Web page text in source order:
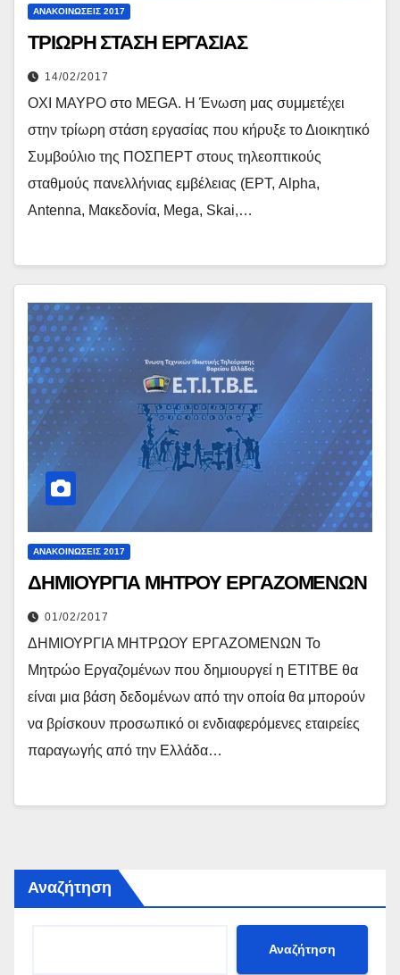
ΑΝΑΚΟΙΝΏΣΕΙΣ 2017
ΤΡΙΩΡΗ ΣΤΑΣΗ ΕΡΓΑΣΙΑΣ
14/02/2017
ΟΧΙ ΜΑΥΡΟ στο MEGA. Η Ένωση μας συμμετέχει
στην τρίωρη στάση εργασίας που κήρυξε το Διοικητικό
Συμβούλιο της ΠΟΣΠΕΡΤ στους τηλεοπτικούς
σταθμούς πανελλήνιας εμβέλειας (ΕΡΤ, Alpha,
Antenna, Μακεδονία, Mega, Skai,…
ΑΝΑΚΟΙΝΏΣΕΙΣ 2017
ΔΗΜΙΟΥΡΓΙΑ ΜΗΤΡΟΥ ΕΡΓΑΖΟΜΕΝΩΝ
01/02/2017
ΔΗΜΙΟΥΡΓΙΑ ΜΗΤΡΩΟΥ ΕΡΓΑΖΟΜΕΝΩΝ Το
Μητρώο Εργαζομένων που δημιουργεί η ΕΤΙΤΒΕ θα
είναι μια βάση δεδομένων από την οποία θα μπορούν
να βρίσκουν προσωπικό οι ενδιαφερόμενες εταιρείες
παραγωγής από την Ελλάδα…
Αναζήτηση
Αναζήτηση